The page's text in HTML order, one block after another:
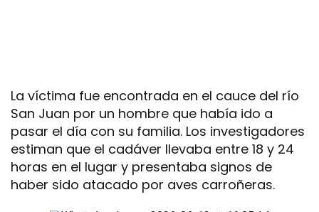
La víctima fue encontrada en el cauce del río
San Juan por un hombre que había ido a
pasar el día con su familia. Los investigadores
estiman que el cadáver llevaba entre 18 y 24
horas en el lugar y presentaba signos de
haber sido atacado por aves carroñeras.